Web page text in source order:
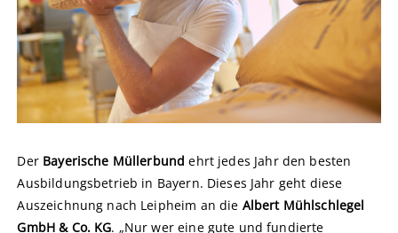
Der Bayerische Müllerbund ehrt jedes Jahr den besten
Ausbildungsbetrieb in Bayern. Dieses Jahr geht diese
Auszeichnung nach Leipheim an die Albert Mühlschlegel
GmbH & Co. KG. „Nur wer eine gute und fundierte